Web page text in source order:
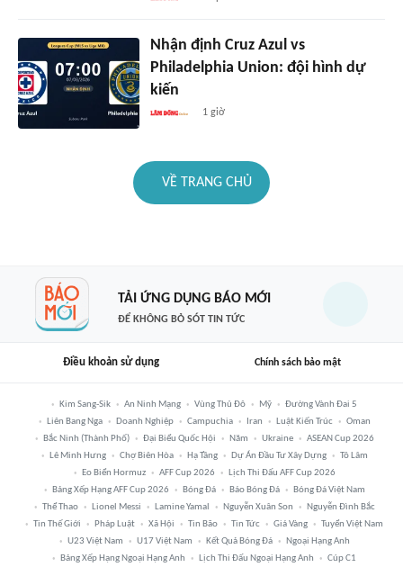
Nhận định Cruz Azul vs
Philadelphia Union: đội hình dự
kiến
1 giờ
VỀ TRANG CHỦ
TẢI ỨNG DỤNG BÁO MỚI
ĐỂ KHÔNG BỎ SÓT TIN TỨC
Điều khoản sử dụng Chính sách bảo mật
Kim Sang-Sik An Ninh Mạng Vùng Thủ Đô Mỹ
Đường Vành Đai 5
Liên Bang Nga
Doanh Nghiệp Campuchia Iran Luật Kiến Trúc
Oman
Bắc Ninh (thành Phố)
Đại Biểu Quốc Hội Năm Ukraine
ASEAN Cup 2026
Lê Minh Hưng
Chợ Biên Hòa Hạ Tầng Dự Án Đầu Tư Xây Dựng
Tô Lâm
Eo Biển Hormuz
AFF Cup 2026
Lịch Thi Đấu AFF Cup 2026
Bảng Xếp Hạng AFF Cup 2026
Bóng Đá Báo Bóng Đá
Bóng Đá Việt Nam
Thể Thao
Lionel Messi Lamine Yamal Nguyễn Xuân Son
Nguyễn Đình Bắc
Tin Thế Giới
Pháp Luật Xã Hội Tin Bão Tin Tức Giá Vàng
Tuyển Việt Nam
U23 Việt Nam
U17 Việt Nam Kết Quả Bóng Đá
Ngoại Hạng Anh
Bảng Xếp Hạng Ngoại Hạng Anh
Lịch Thi Đấu Ngoại Hạng Anh Cúp C1